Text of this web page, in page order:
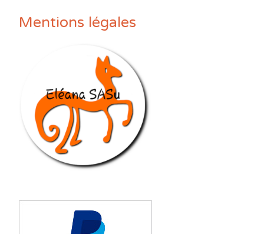
Mentions légales